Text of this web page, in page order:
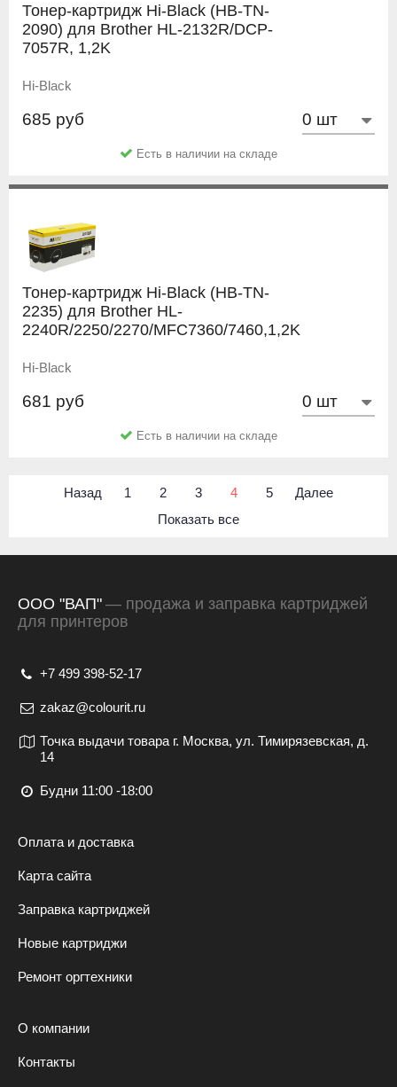
Тонер-картридж Hi-Black (HB-TN-
2090) для Brother HL-2132R/DCP-
7057R, 1,2K
Hi-Black
685 руб
Есть в наличии на складе
Тонер-картридж Hi-Black (HB-TN-
2235) для Brother HL-
2240R/2250/2270/MFC7360/7460,1,2K
Hi-Black
681 руб
Есть в наличии на складе
Назад 1 2 3 4 5
Далее
Показать все
ООО "ВАП" — продажа и заправка картриджей
для принтеров
+7 499 398-52-17
zakaz@colourit.ru
Точка выдачи товара г. Москва, ул. Тимирязевская, д.
14
Будни 11:00 -18:00
Оплата и доставка
Карта сайта
Заправка картриджей
Новые картриджи
Ремонт оргтехники
О компании
Контакты